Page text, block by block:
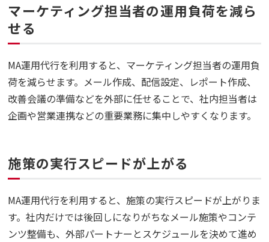
マーケティング担当者の運用負荷を減ら
せる
MA運用代行を利用すると、マーケティング担当者の運用負
荷を減らせます。メール作成、配信設定、レポート作成、
改善会議の準備などを外部に任せることで、社内担当者は
企画や営業連携などの重要業務に集中しやすくなります。
施策の実行スピードが上がる
MA運用代行を利用すると、施策の実行スピードが上がりま
す。社内だけでは後回しになりがちなメール施策やコンテ
ンツ整備も、外部パートナーとスケジュールを決めて進め